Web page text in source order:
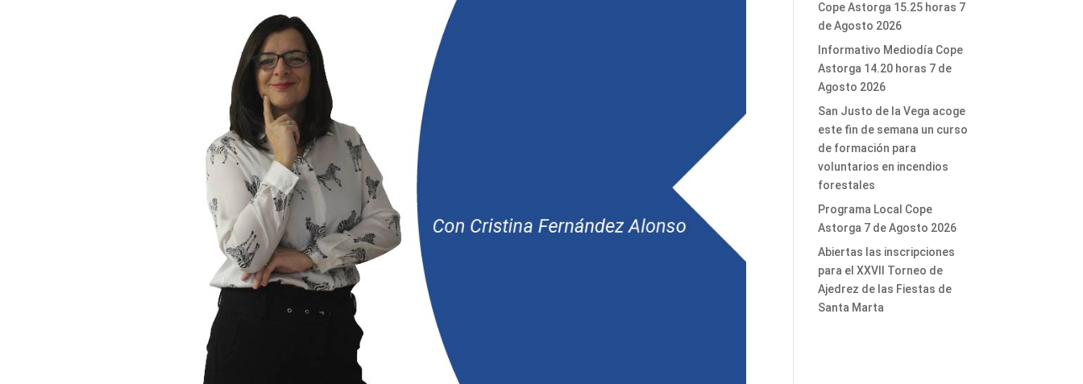
Cope Astorga 15.25 horas 7
de Agosto 2026
Informativo Mediodía Cope
Astorga 14.20 horas 7 de
Agosto 2026
San Justo de la Vega acoge
este fin de semana un curso
de formación para
voluntarios en incendios
forestales
Programa Local Cope
Astorga 7 de Agosto 2026
Abiertas las inscripciones
para el XXVII Torneo de
Ajedrez de las Fiestas de
Santa Marta